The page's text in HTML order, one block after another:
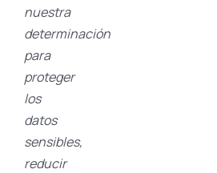
nuestra
determinación
para
proteger
los
datos
sensibles,
reducir